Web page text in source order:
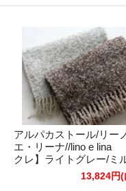
アルパカストール/リー
エ・リーナ//lino e lina
クレ】ライトグレー/ミ
13,824円(